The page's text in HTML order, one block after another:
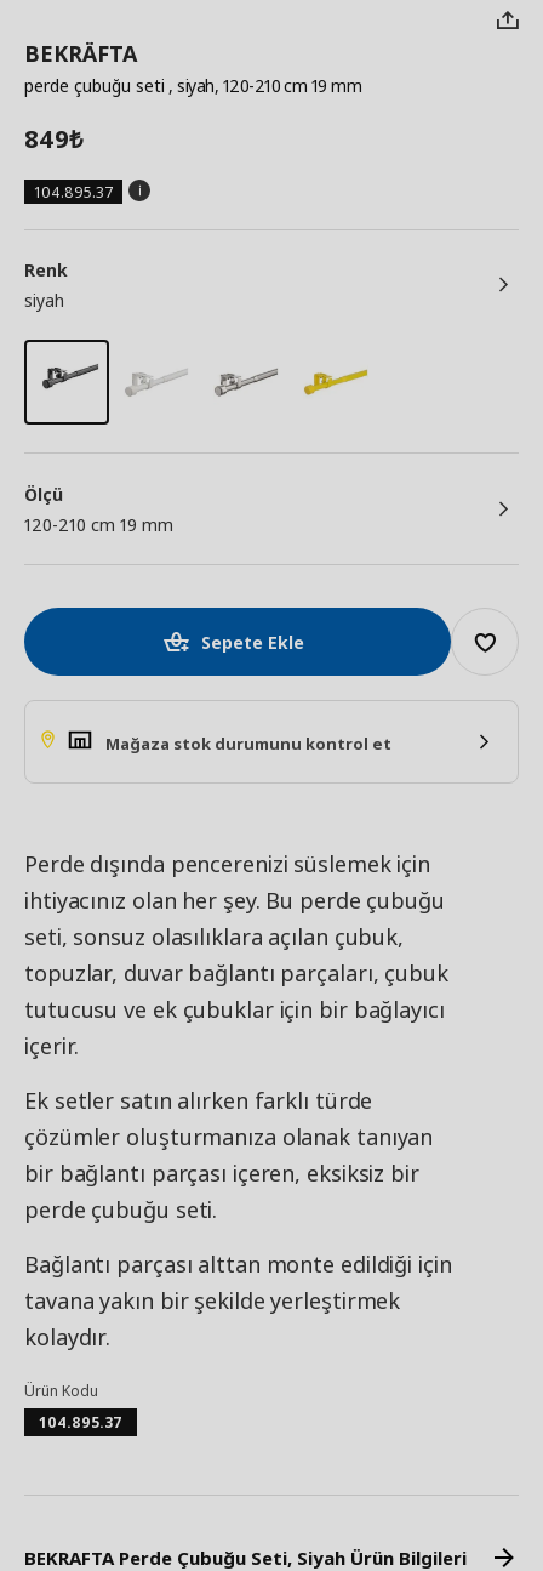
BEKRÄFTA
perde çubuğu seti , siyah, 120-210 cm 19 mm
849₺
104.895.37
Renk
siyah
Ölçü
120-210 cm 19 mm
Sepete Ekle
Mağaza stok durumunu kontrol et
Perde dışında pencerenizi süslemek için
ihtiyacınız olan her şey. Bu perde çubuğu
seti, sonsuz olasılıklara açılan çubuk,
topuzlar, duvar bağlantı parçaları, çubuk
tutucusu ve ek çubuklar için bir bağlayıcı
içerir.
Ek setler satın alırken farklı türde
çözümler oluşturmanıza olanak tanıyan
bir bağlantı parçası içeren, eksiksiz bir
perde çubuğu seti.
Bağlantı parçası alttan monte edildiği için
tavana yakın bir şekilde yerleştirmek
kolaydır.
Ürün Kodu
104.895.37
BEKRAFTA Perde Çubuğu Seti, Siyah Ürün Bilgileri